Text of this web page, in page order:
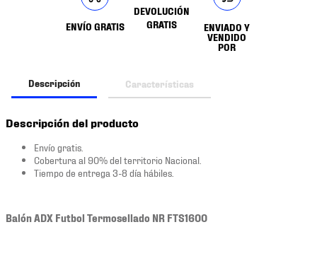
ENVÍO GRATIS
DEVOLUCIÓN
GRATIS
ENVIADO Y
VENDIDO
POR
Descripción Características
Descripción del producto
Envío gratis.
Cobertura al 90% del territorio Nacional.
Tiempo de entrega 3-8 día hábiles.
Balón ADX Futbol Termosellado NR FTS1600